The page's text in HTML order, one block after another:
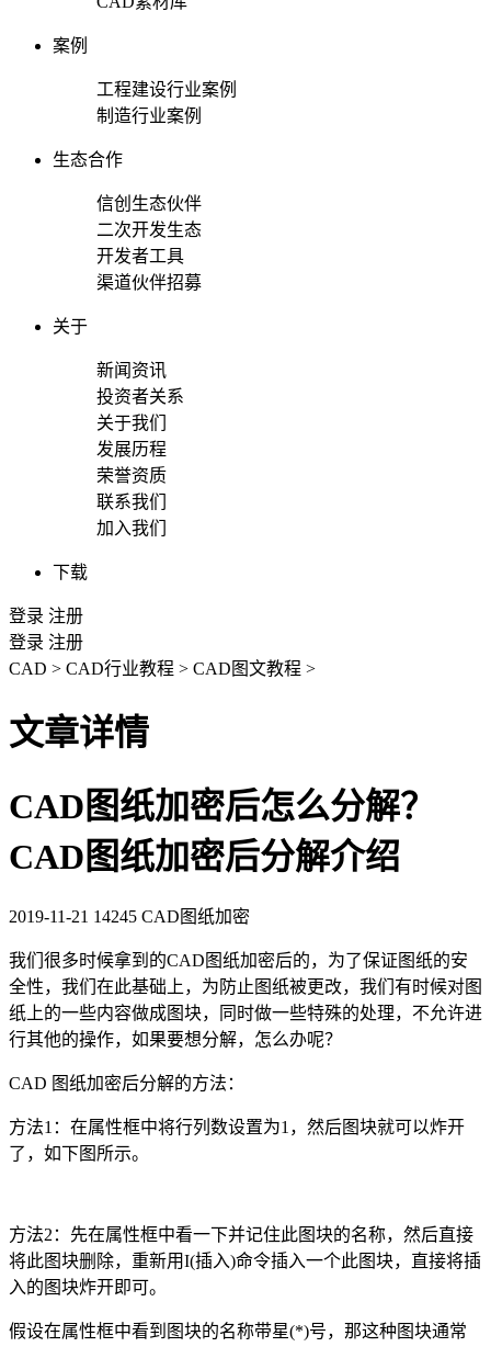
案例
工程建设行业案例
制造行业案例
生态合作
信创生态伙伴
二次开发生态
开发者工具
渠道伙伴招募
关于
新闻资讯
投资者关系
关于我们
发展历程
荣誉资质
联系我们
加入我们
下载
登录 注册
登录 注册
CAD > CAD行业教程 > CAD图文教程 >
文章详情
CAD图纸加密后怎么分解？
CAD图纸加密后分解介绍
2019-11-21 14245 CAD图纸加密
我们很多时候拿到的CAD图纸加密后的，为了保证图纸的安
全性，我们在此基础上，为防止图纸被更改，我们有时候对图
纸上的一些内容做成图块，同时做一些特殊的处理，不允许进
行其他的操作，如果要想分解，怎么办呢？
CAD 图纸加密后分解的方法：
方法1 ：在属性框中将行列数设置为1，然后图块就可以炸开
了，如下图所示。
方法2：先在属性框中看一下并记住此图块的名称，然后直接
将此图块删除，重新用I(插入)命令插入一个此图块，直接将插
入的图块炸开即可。
假设在属性框中看到图块的名称带星(*)号，那这种图块通常